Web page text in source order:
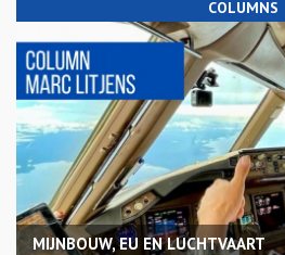
COLUMNS
MIJNBOUW, EU EN LUCHTVAART